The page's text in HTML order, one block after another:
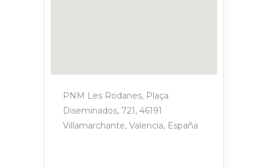
PNM Les Rodanes, Plaça
Diseminados, 721, 46191
Villamarchante, Valencia, España